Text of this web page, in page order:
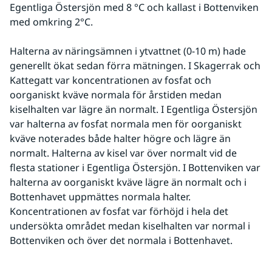
Egentliga Östersjön med 8 °C och kallast i Bottenviken
med omkring 2°C.
Halterna av näringsämnen i ytvattnet (0-10 m) hade
generellt ökat sedan förra mätningen. I Skagerrak och
Kattegatt var koncentrationen av fosfat och
oorganiskt kväve normala för årstiden medan
kiselhalten var lägre än normalt. I Egentliga Östersjön
var halterna av fosfat normala men för oorganiskt
kväve noterades både halter högre och lägre än
normalt. Halterna av kisel var över normalt vid de
flesta stationer i Egentliga Östersjön. I Bottenviken var
halterna av oorganiskt kväve lägre än normalt och i
Bottenhavet uppmättes normala halter.
Koncentrationen av fosfat var förhöjd i hela det
undersökta området medan kiselhalten var normal i
Bottenviken och över det normala i Bottenhavet.